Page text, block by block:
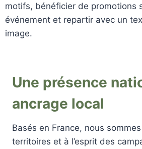
motifs, bénéficier de promotions
événement et repartir avec un
image.
Une présence
ancrage local
Basés en France, nous
territoires et à l’esprit des